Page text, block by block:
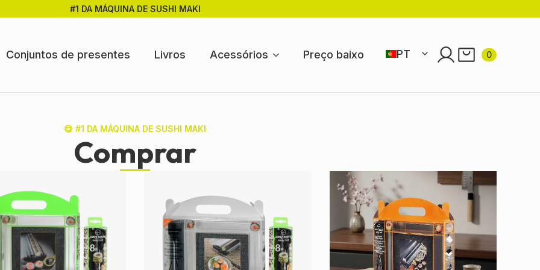
#1 DA MÁQUINA DE SUSHI MAKI
Conjuntos de presentes Livros Acessórios Preço baixo
PT
NL
0
😋 #1 DA MÁQUINA DE SUSHI MAKI
Comprar